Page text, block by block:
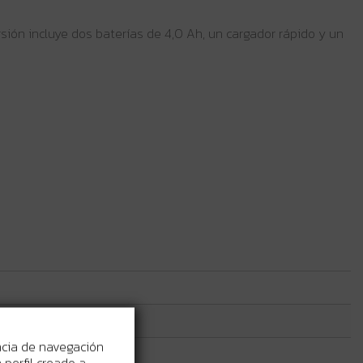
incluye dos baterías de 4,0 Ah, un cargador rápido y un
de navegación